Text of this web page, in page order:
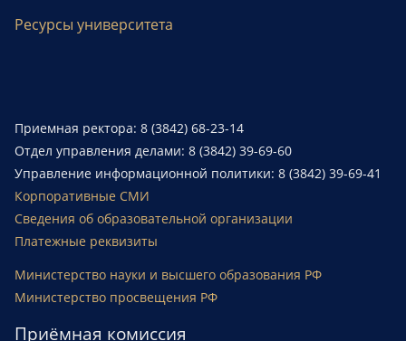
Ресурсы университета
Приемная ректора: 8 (3842) 68-23-14
Отдел управления делами: 8 (3842) 39-69-60
Управление информационной политики: 8 (3842) 39-69-41
Корпоративные СМИ
Сведения об образовательной организации
Платежные реквизиты
Министерство науки и высшего образования РФ
Министерство просвещения РФ
Приёмная комиссия